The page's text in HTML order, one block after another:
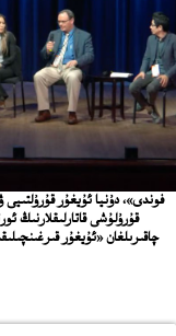
چاقىرىلغان «ئۇيغۇر